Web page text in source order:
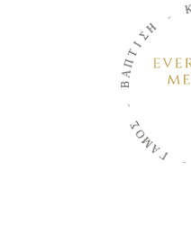
Γ
Α
Μ
Ο
Β
Α
Π
Τ
Ι
Σ
Η